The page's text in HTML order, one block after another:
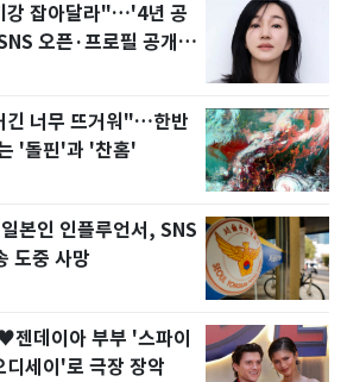
강 잡아달라"…'4년 공
오픈·프로필 공개
긴 너무 뜨거워"…한반
'돌핀'과 '찬홈'
본인 인플루언서, SNS
도중 사망
젠데이아 부부 '스파이
세이'로 극장 장악